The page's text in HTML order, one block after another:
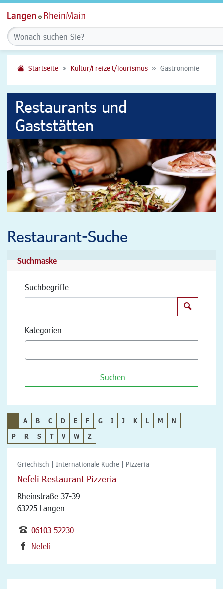
Startseite Kultur/Freizeit/Tourismus Gastronomie
Restaurants und
Gaststätten
Restaurant-Suche
Suchmaske
Suchbegriffe
Kategorien
Suchen
A B C D E F G I J K L M
N
P
R S T V W Z
Griechisch | Internationale Küche | Pizzeria
Nefeli Restaurant Pizzeria
Rheinstraße 37-39
63225 Langen
06103 52230
Nefeli